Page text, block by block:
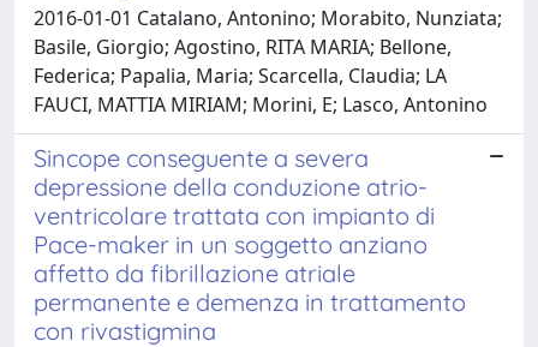
2016-01-01 Catalano, Antonino; Morabito, Nunziata;
Basile, Giorgio; Agostino, RITA MARIA; Bellone,
Federica; Papalia, Maria; Scarcella, Claudia; LA
FAUCI, MATTIA MIRIAM; Morini, E; Lasco, Antonino
Sincope conseguente a severa
depressione della conduzione atrio-
ventricolare trattata con impianto di
Pace-maker in un soggetto anziano
affetto da fibrillazione atriale
permanente e demenza in trattamento
con rivastigmina